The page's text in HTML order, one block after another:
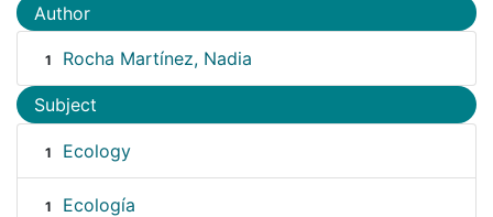
Author
1 Rocha Martínez, Nadia
Subject
1 Ecology
1 Ecología